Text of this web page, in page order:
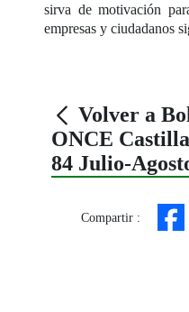
sirva de motivación
empresas y ciudadanos
Volver a
ONCE
84 Julio-
Compartir :